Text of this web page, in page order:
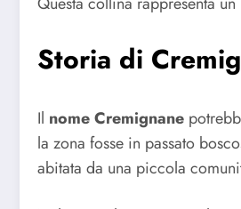
Storia di
Il nome Cremignane
la zona fosse in passato
abitata da una piccola